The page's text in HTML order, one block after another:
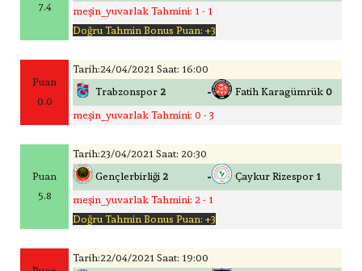
7.4
meşin_yuvarlak Tahmini: 1 - 1
Doğru Tahmin Bonus Puan: +3
Puan
0.0
Tarih:24/04/2021 Saat: 16:00
Trabzonspor 2 - Fatih Karagümrük 0
meşin_yuvarlak Tahmini: 0 - 3
Puan
5.8
Tarih:23/04/2021 Saat: 20:30
Gençlerbirliği 2 - Çaykur Rizespor 1
meşin_yuvarlak Tahmini: 2 - 1
Doğru Tahmin Bonus Puan: +3
Tarih:22/04/2021 Saat: 19:00